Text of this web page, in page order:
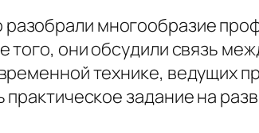
многообразие
того, они обсудили связь
технике, ведущих
практическое задание на